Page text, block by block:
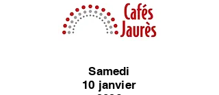
Samedi
10 janvier